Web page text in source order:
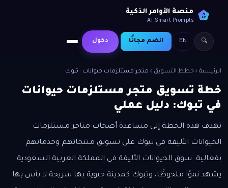
AI
SP
منصة الأوامر الذكية
AI Smart Prompts
🔍
EN انضم مجانًا دخول
الرئيسية › خطط التسويق › متجر مستلزمات حيوانات · تبوك
خطة تسويق متجر مستلزمات حيوانات
في تبوك: دليل عملي
تهدف هذه الخطة إلى مساعدة أصحاب متاجر مستلزمات
الحيوانات الأليفة في تبوك على تسويق منتجاتهم وخدماتهم
بفعالية. سوق الحيوانات الأليفة في المملكة العربية السعودية
يشهد نموًا ملحوظًا، وتبوك كمدينة حيوية بها شريحة لا بأس بها